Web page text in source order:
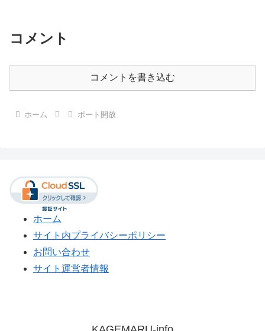
コメント
コメントを書き込む
ホーム ポート開放
ホーム
サイト内プライバシーポリシー
お問い合わせ
サイト運営者情報